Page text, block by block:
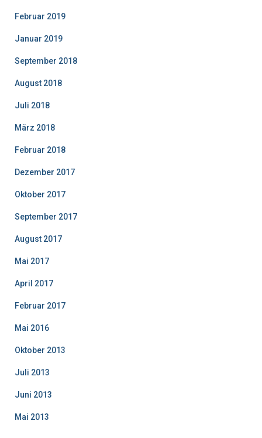
Februar 2019
Januar 2019
September 2018
August 2018
Juli 2018
März 2018
Februar 2018
Dezember 2017
Oktober 2017
September 2017
August 2017
Mai 2017
April 2017
Februar 2017
Mai 2016
Oktober 2013
Juli 2013
Juni 2013
Mai 2013